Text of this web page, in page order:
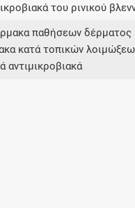
του ρινικού
παθήσεων
κατά τοπικών
αντιμικροβιακά